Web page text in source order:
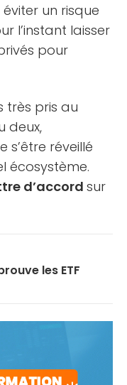
un risque
l’instant laisser
pour
très pris au
deux,
s’être réveillé
écosystème.
d’accord sur
les ETF